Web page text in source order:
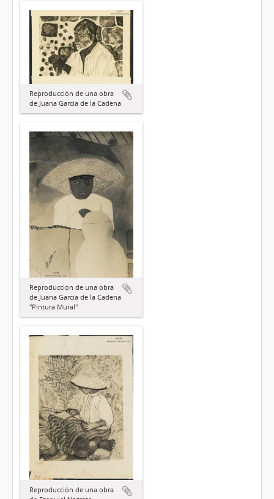
Reproducción de una obra
de Juana García de la Cadena
Reproducción de una obra
de Juana García de la Cadena
"Pintura Mural"
Reproducción de una obra